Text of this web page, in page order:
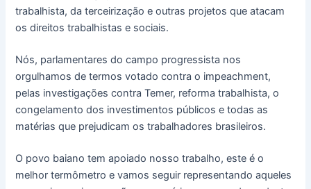
trabalhista, da terceirização e outras projetos que atacam
os direitos trabalhistas e sociais.
Nós, parlamentares do campo progressista nos
orgulhamos de termos votado contra o impeachment,
pelas investigações contra Temer, reforma trabalhista, o
congelamento dos investimentos públicos e todas as
matérias que prejudicam os trabalhadores brasileiros.
O povo baiano tem apoiado nosso trabalho, este é o
melhor termômetro e vamos seguir representando aqueles